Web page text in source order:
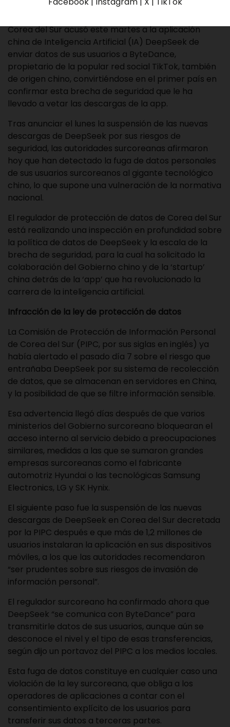
Corea del Sur acusó este martes a la aplicación
china de Inteligencia Artificial (IA) DeepSeek de
enviar datos de sus usuarios a ByteDance,
propietario de la popular red social TikTok, también
de origen chino, convirtiéndose en el primer país en
confirmar esta brecha de seguridad que le ha
llevado a vetar las descargas de la app.
Tras anunciar el lunes la suspensión de las nuevas
descargas de DeepSeek por sus riesgos de
seguridad, las autoridades surcoreanas afirmaron
hoy que han detectado la fuga de datos personales
de sus usuarios surcoreanos al gigante tecnológico
chino, lo que supone una vulneración de la normativa
nacional.
El regulador de protección de datos de Corea del Sur
está realizando una inspección en profundidad sobre
la política de datos de DeepSeek y la escala de la
brecha de seguridad, para la cual ha solicitado la
colaboración del Gobierno chino y de la ‘startup’
china detrás de la ‘app’ que ha revolucionado la
carrera de la inteligencia artificial.
Infracción de la ley de protección de datos
La Comisión de Protección de Información Personal
de Corea del Sur (PIPC, por sus siglas en inglés) ya
había alertado el pasado día 7 sobre el riesgo que
entrañaba DeepSeek por su sistema de recolección
de datos, que se almacenan en servidores en China,
y la posibilidad de que se filtre información sensible.
Esa advertencia llegó días después de que varios
ministerios del Gobierno surcoreano bloquearan el
acceso interno al servicio debido a preocupaciones
similares, medidas a las que se sumaron grandes
empresas surcoreanas como el fabricante
automotriz Hyundai o las tecnológicas Samsung
Electronics, LG y SK Hynix.
El siguiente paso fue la suspensión de las nuevas
descargas de DeepSeek en Corea del Sur decretada
por la PIPC después e que más de 1,2 millones de
usuarios instalaran la aplicación en sus dispositivos
móviles, a los que las autoridades recomendaron
“ser prudentes sobre sus riesgos de invasión de
información personal”.
El regulador surcoreano ha confirmado ahora que
DeepSeek “se comunica con ByteDance” para
transmitirle datos de sus usuarios, aunque aún se
desconoce el nivel y el tipo de esas transferencias,
según dijo un portavoz del PIPC a los medios locales.
Esta fuga de datos constituye en cualquier caso una
violación de la ley surcoreana, que obliga a los
operadores de aplicaciones a contar con el
consentimiento explícito de los usuarios para
transferir sus datos a terceras partes.